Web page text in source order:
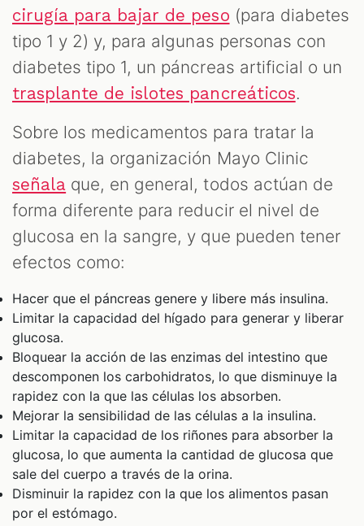
cirugía para bajar de peso (para diabetes
tipo 1 y 2) y, para algunas personas con
diabetes tipo 1, un páncreas artificial o un
trasplante de islotes pancreáticos.
Sobre los medicamentos para tratar la
diabetes, la organización Mayo Clinic
señala que, en general, todos actúan de
forma diferente para reducir el nivel de
glucosa en la sangre, y que pueden tener
efectos como:
Hacer que el páncreas genere y libere más insulina.
Limitar la capacidad del hígado para generar y liberar
glucosa.
Bloquear la acción de las enzimas del intestino que
descomponen los carbohidratos, lo que disminuye la
rapidez con la que las células los absorben.
Mejorar la sensibilidad de las células a la insulina.
Limitar la capacidad de los riñones para absorber la
glucosa, lo que aumenta la cantidad de glucosa que
sale del cuerpo a través de la orina.
Disminuir la rapidez con la que los alimentos pasan
por el estómago.